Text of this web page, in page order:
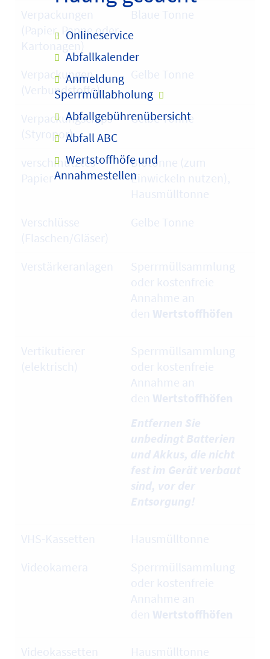
Onlineservice
Abfallkalender
Anmeldung
Sperrmüllabholung
Abfallgebührenübersicht
Abfall ABC
Wertstoffhöfe und
Annahmestellen
Verpackungen
(Papier, Pappe oder
Kartonagen)
Blaue Tonne
Verpackungen
(Verbundstoffe)
Gelbe Tonne
Verpackungschips
(Styropor)
Gelbe Tonne
verschmutztes
Papier
Biotonne (zum
Einwickeln nutzen),
Hausmülltonne
Verschlüsse
(Flaschen/Gläser)
Gelbe Tonne
Verstärkeranlagen
Sperrmüllsammlung
oder kostenfreie
Annahme an
den Wertstoffhöfen
Vertikutierer
(elektrisch)
Sperrmüllsammlung
oder kostenfreie
Annahme an
den Wertstoffhöfen
Entfernen Sie
unbedingt Batterien
und Akkus, die nicht
fest im Gerät verbaut
sind, vor der
Entsorgung!
VHS-Kassetten
Hausmülltonne
Videokamera
Sperrmüllsammlung
oder kostenfreie
Annahme an
den Wertstoffhöfen
Videokassetten
Hausmülltonne